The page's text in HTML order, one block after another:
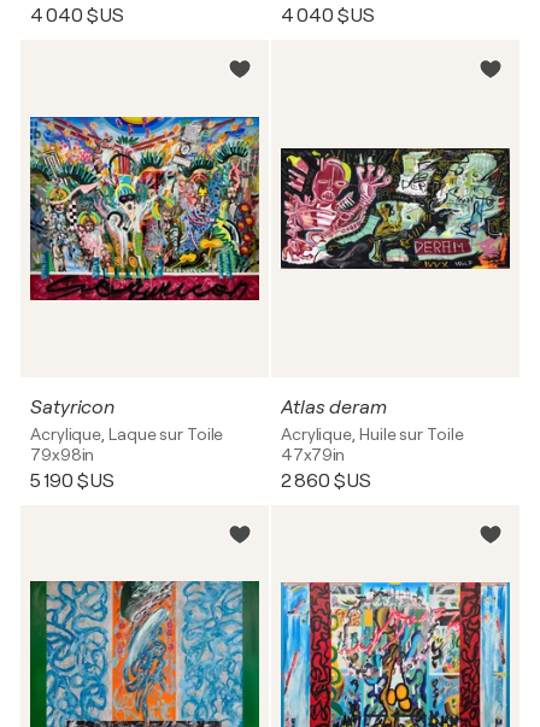
4 040 $US 4 040 $US
Satyricon
Acrylique, Laque sur Toile
79x98in
5 190 $US
Atlas deram
Acrylique, Huile sur Toile
47x79in
2 860 $US